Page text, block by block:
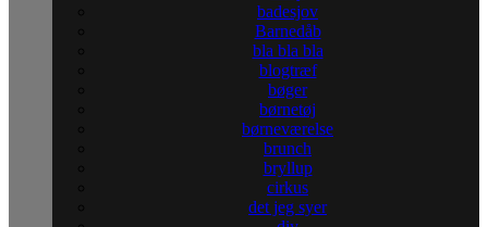
badesjov
Barnedåb
bla bla bla
blogtræf
bøger
børnetøj
børneværelse
brunch
bryllup
cirkus
det jeg syer